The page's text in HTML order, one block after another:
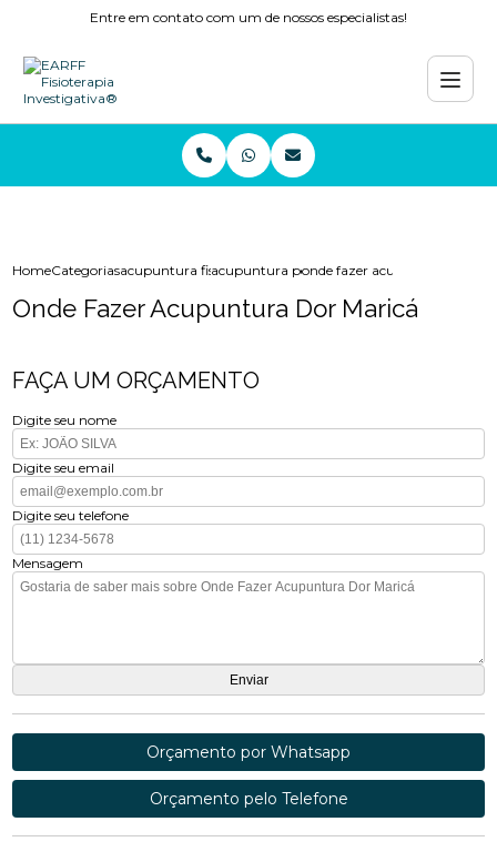
Entre em contato com um de nossos especialistas!
HomeCategoriasacupuntura fisioterapiaacupuntura perto de mimonde fazer acupuntura dor
Onde Fazer Acupuntura Dor Maricá
FAÇA UM ORÇAMENTO
Digite seu nome
Digite seu email
Digite seu telefone
Mensagem
Orçamento por Whatsapp
Orçamento pelo Telefone